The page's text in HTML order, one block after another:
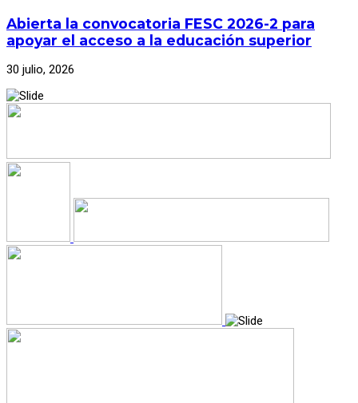
Abierta la convocatoria FESC 2026-2 para
apoyar el acceso a la educación superior
30 julio, 2026